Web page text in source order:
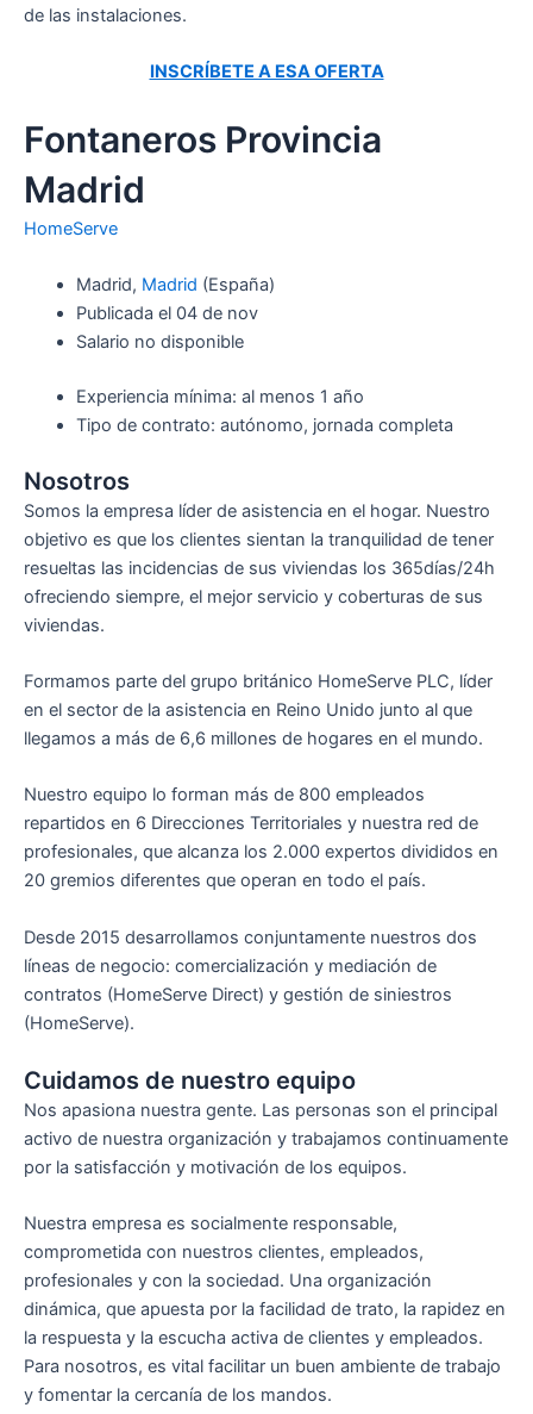
de las instalaciones.
INSCRÍBETE A ESA OFERTA
Fontaneros Provincia
Madrid
HomeServe
Madrid, Madrid (España)
Publicada el 04 de nov
Salario no disponible
Experiencia mínima: al menos 1 año
Tipo de contrato: autónomo, jornada completa
Nosotros
Somos la empresa líder de asistencia en el hogar. Nuestro
objetivo es que los clientes sientan la tranquilidad de tener
resueltas las incidencias de sus viviendas los 365días/24h
ofreciendo siempre, el mejor servicio y coberturas de sus
viviendas.
Formamos parte del grupo británico HomeServe PLC, líder
en el sector de la asistencia en Reino Unido junto al que
llegamos a más de 6,6 millones de hogares en el mundo.
Nuestro equipo lo forman más de 800 empleados
repartidos en 6 Direcciones Territoriales y nuestra red de
profesionales, que alcanza los 2.000 expertos divididos en
20 gremios diferentes que operan en todo el país.
Desde 2015 desarrollamos conjuntamente nuestros dos
líneas de negocio: comercialización y mediación de
contratos (HomeServe Direct) y gestión de siniestros
(HomeServe).
Cuidamos de nuestro equipo
Nos apasiona nuestra gente. Las personas son el principal
activo de nuestra organización y trabajamos continuamente
por la satisfacción y motivación de los equipos.
Nuestra empresa es socialmente responsable,
comprometida con nuestros clientes, empleados,
profesionales y con la sociedad. Una organización
dinámica, que apuesta por la facilidad de trato, la rapidez en
la respuesta y la escucha activa de clientes y empleados.
Para nosotros, es vital facilitar un buen ambiente de trabajo
y fomentar la cercanía de los mandos.